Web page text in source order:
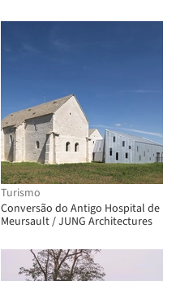
Turismo
Conversão do Antigo Hospital de
Meursault / JUNG Architectures